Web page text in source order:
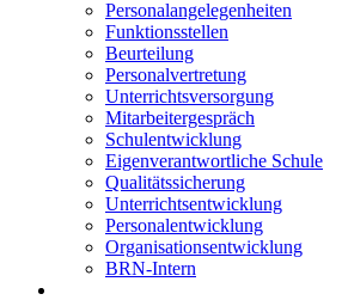
Personalangelegenheiten
Funktionsstellen
Beurteilung
Personalvertretung
Unterrichtsversorgung
Mitarbeitergespräch
Schulentwicklung
Eigenverantwortliche Schule
Qualitätssicherung
Unterrichtsentwicklung
Personalentwicklung
Organisationsentwicklung
BRN-Intern